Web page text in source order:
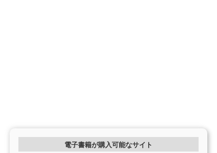
電子書籍が購入可能なサイト